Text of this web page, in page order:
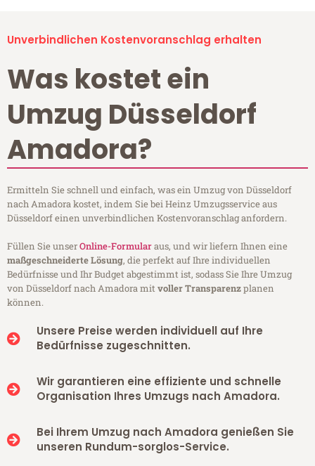
Unverbindlichen Kostenvoranschlag erhalten
Was kostet ein
Umzug Düsseldorf
Amadora?
Ermitteln Sie schnell und einfach, was ein Umzug von Düsseldorf
nach Amadora kostet, indem Sie bei Heinz Umzugsservice aus
Düsseldorf einen unverbindlichen Kostenvoranschlag anfordern.
Füllen Sie unserOnline-Formularaus, und wir liefern Ihnen eine
maßgeschneiderte Lösung, die perfekt auf Ihre individuellen
Bedürfnisse und Ihr Budget abgestimmt ist, sodass Sie Ihre Umzug
von Düsseldorf nach Amadora mitvoller Transparenzplanen
können.
Unsere Preise werden individuell auf Ihre
Bedürfnisse zugeschnitten.
Wir garantieren eine effiziente und schnelle
Organisation Ihres Umzugs nach Amadora.
Bei Ihrem Umzug nach Amadora genießen Sie
unseren Rundum-sorglos-Service.